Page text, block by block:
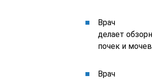
Врач
делает
почек и
Врач